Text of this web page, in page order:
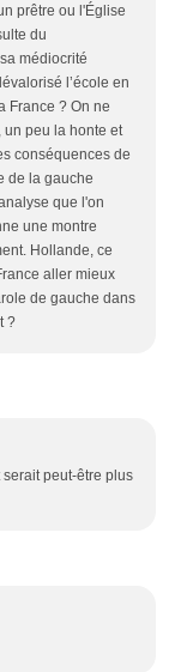
prêtre ou l'Église
du
médiocrité
l’école en
France ? On ne
un peu la honte et
conséquences de
de la gauche
que l'on
une montre
Hollande, ce
aller mieux
de gauche dans
?
peut-être plus